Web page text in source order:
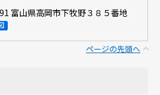
富山県高岡市下牧野３８５番地
ページの先頭へ